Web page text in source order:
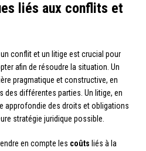
liés aux conflits et
conflit et un litige est crucial pour
afin de résoudre la situation. Un
pragmatique et constructive, en
des différentes parties. Un litige, en
approfondie des droits et obligations
stratégie juridique possible.
en compte les coûts liés à la